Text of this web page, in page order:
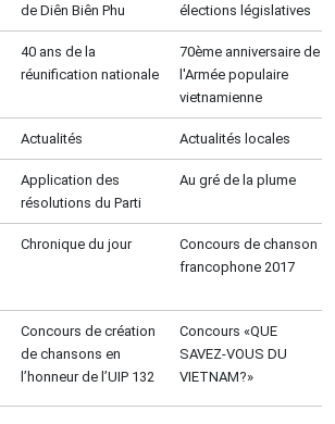
de Diên Biên Phu
élections législatives
40 ans de la
réunification nationale
70ème anniversaire de
l'Armée populaire
vietnamienne
Actualités Actualités locales
Application des
résolutions du Parti
Au gré de la plume
Chronique du jour
Concours de chanson
francophone 2017
Concours de création
de chansons en
l’honneur de l’UIP 132
Concours «QUE
SAVEZ-VOUS DU
VIETNAM?»